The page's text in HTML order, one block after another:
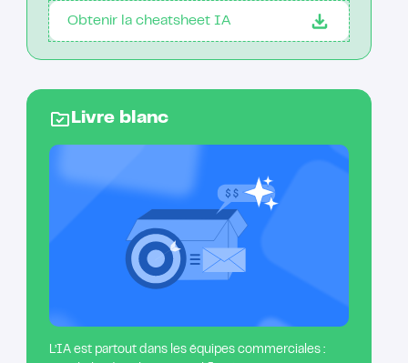
Obtenir la cheatsheet IA
Livre blanc
L’IA est partout dans les équipes commerciales :